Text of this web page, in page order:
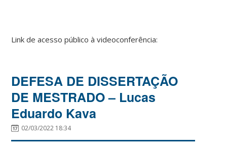
Link de acesso público à videoconferência:
DEFESA DE DISSERTAÇÃO
DE MESTRADO – Lucas
Eduardo Kava
02/03/2022 18:34